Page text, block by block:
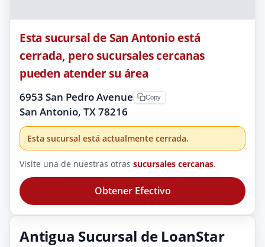
Esta sucursal de San Antonio está
cerrada, pero sucursales cercanas
pueden atender su área
6953 San Pedro Avenue
San Antonio, TX 78216
Copy
Esta sucursal está actualmente cerrada.
Visite una de nuestras otras sucursales cercanas.
Obtener Efectivo
Antigua Sucursal de LoanStar